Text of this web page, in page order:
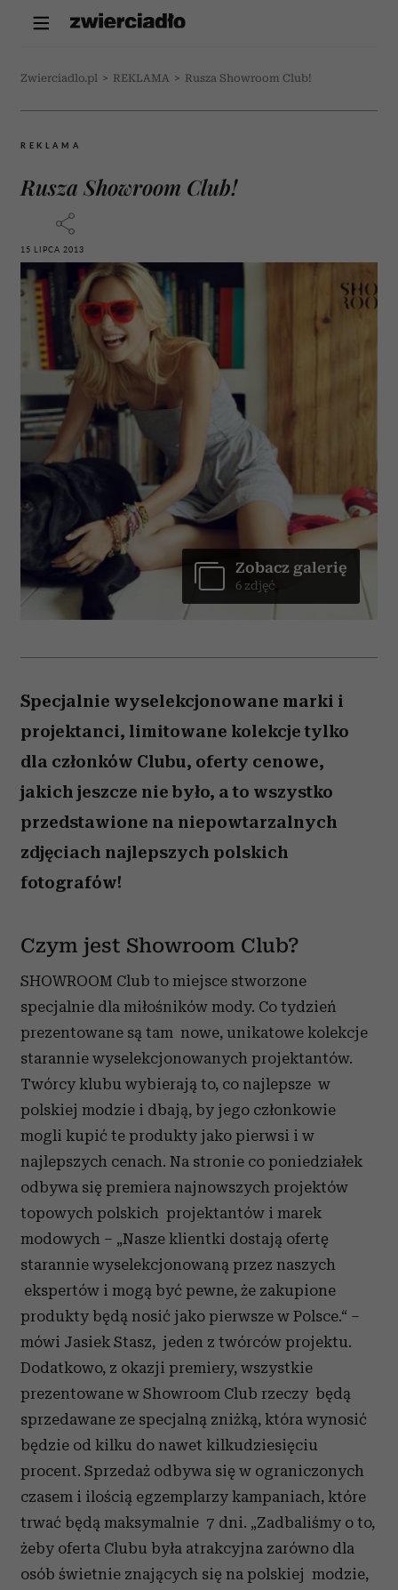
Zwierciadlo.pl > REKLAMA > Rusza Showroom Club!
REKLAMA
Rusza Showroom Club!
15 LIPCA 2013
Zobacz galerię
6 zdjęć
Specjalnie wyselekcjonowane marki i
projektanci, limitowane kolekcje tylko
dla członków Clubu, oferty cenowe,
jakich jeszcze nie było, a to wszystko
przedstawione na niepowtarzalnych
zdjęciach najlepszych polskich
fotografów!
Czym jest Showroom Club?
SHOWROOM Club to miejsce stworzone
specjalnie dla miłośników mody. Co tydzień
prezentowane są tam nowe, unikatowe kolekcje
starannie wyselekcjonowanych projektantów.
Twórcy klubu wybierają to, co najlepsze w
polskiej modzie i dbają, by jego członkowie
mogli kupić te produkty jako pierwsi i w
najlepszych cenach. Na stronie co poniedziałek
odbywa się premiera najnowszych projektów
topowych polskich projektantów i marek
modowych – „Nasze klientki dostają ofertę
starannie wyselekcjonowaną przez naszych
ekspertów i mogą być pewne, że zakupione
produkty będą nosić jako pierwsze w Polsce.“ –
mówi Jasiek Stasz, jeden z twórców projektu.
Dodatkowo, z okazji premiery, wszystkie
prezentowane w Showroom Club rzeczy będą
sprzedawane ze specjalną zniżką, która wynosić
będzie od kilku do nawet kilkudziesięciu
procent. Sprzedaż odbywa się w ograniczonych
czasem i ilością egzemplarzy kampaniach, które
trwać będą maksymalnie 7 dni. „Zadbaliśmy o to,
żeby oferta Clubu była atrakcyjna zarówno dla
osób świetnie znających się na polskiej modzie,